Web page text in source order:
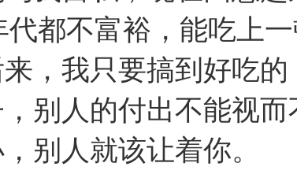
都不富裕，能吃上
，我只要搞到好吃的
别人的付出不能视而
别人就该让着你。